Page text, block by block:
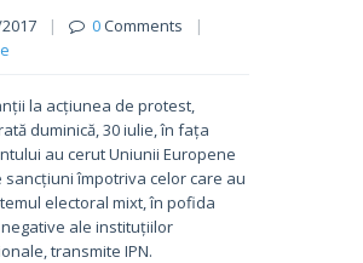
| 0Comments
|
la acțiunea de protest,
duminică, 30 iulie, în fața
au cerut Uniunii Europene
sancțiuni împotriva celor care au
electoral mixt, în pofida
ale instituțiilor
transmite IPN.